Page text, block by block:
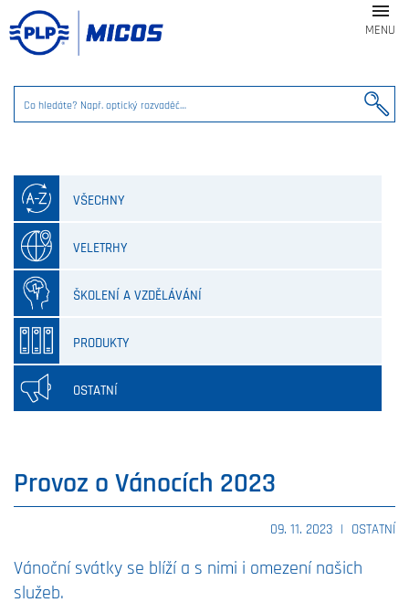

MENU
VŠECHNY
VELETRHY
ŠKOLENÍ A VZDĚLÁVÁNÍ
PRODUKTY
OSTATNÍ
Provoz o Vánocích 2023
09. 11. 2023 | OSTATNÍ
Vánoční svátky se blíží a s nimi i omezení našich
služeb.